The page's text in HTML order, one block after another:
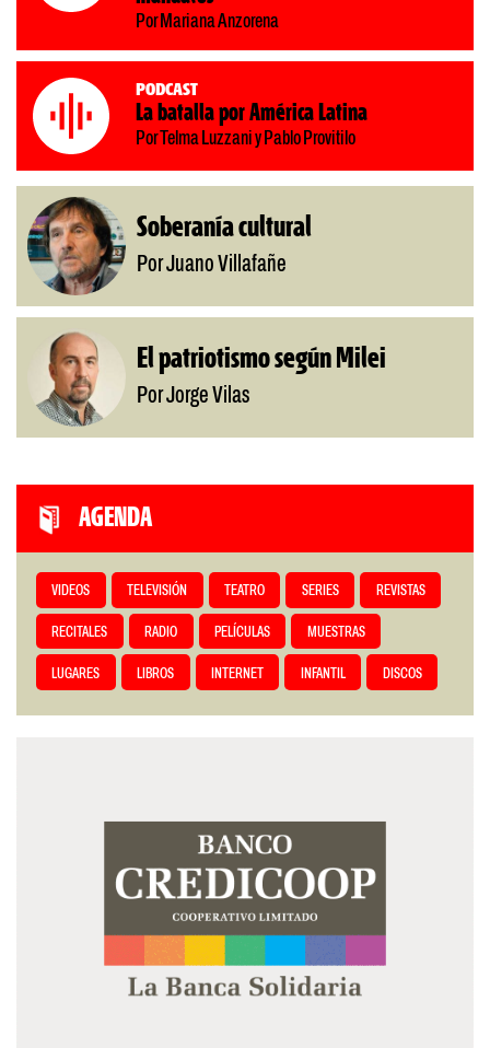
Por Mariana Anzorena
Podcast
La batalla por América Latina
Por Telma Luzzani y Pablo Provitilo
Soberanía cultural
Por Juano Villafañe
El patriotismo según Milei
Por Jorge Vilas
AGENDA
VIDEOS TELEVISIÓN TEATRO SERIES REVISTAS
RECITALES RADIO PELÍCULAS MUESTRAS
LUGARES LIBROS INTERNET INFANTIL DISCOS